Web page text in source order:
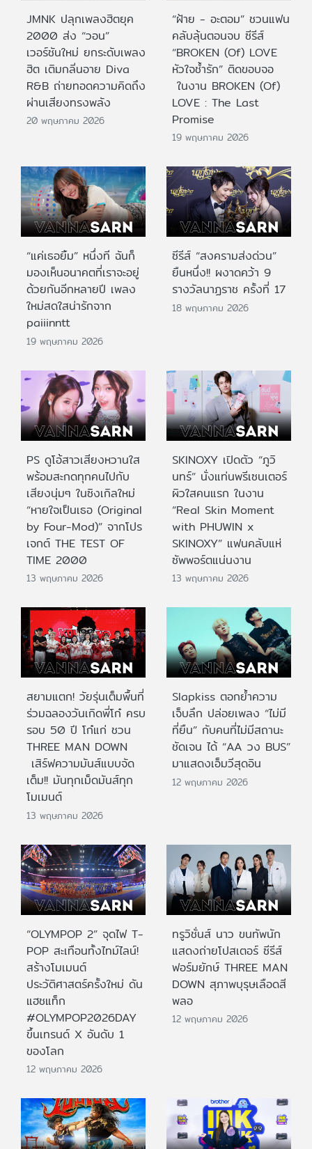
JMNK ปลุกเพลงฮิตยุค
2000 ส่ง “วอน”
เวอร์ชันใหม่ ยกระดับเพลง
ฮิต เติมกลิ่นอาย Diva
R&B ถ่ายทอดความคิดถึง
ผ่านเสียงทรงพลัง
20 พฤษภาคม 2026
“ฝ้าย - อะตอม” ชวนแฟน
คลับลุ้นตอนจบ ซีรีส์
“BROKEN (Of) LOVE
หัวใจช้ำรัก” ติดขอบจอ
ในงาน BROKEN (Of)
LOVE : The Last
Promise
19 พฤษภาคม 2026
“แค่เธอยิ้ม” หนึ่งที ฉันก็
มองเห็นอนาคตที่เราจะอยู่
ด้วยกันอีกหลายปี เพลง
ใหม่สดใสน่ารักจาก
paiiinntt
19 พฤษภาคม 2026
ซีรีส์ “สงครามส่งด่วน”
ยืนหนึ่ง!! ผงาดคว้า 9
รางวัลนาฏราช ครั้งที่ 17
18 พฤษภาคม 2026
PS ดูโอ้สาวเสียงหวานใส
พร้อมสะกดทุกคนไปกับ
เสียงนุ่มๆ ในซิงเกิลใหม่
“หายใจเป็นเธอ (Original
by Four-Mod)” จากโปร
เจกต์ THE TEST OF
TIME 2000
13 พฤษภาคม 2026
SKINOXY เปิดตัว “ภูวิ
นทร์” นั่งแท่นพรีเซนเตอร์
ผิวใสคนแรก ในงาน
“Real Skin Moment
with PHUWIN x
SKINOXY” แฟนคลับแห่
ซัพพอร์ตแน่นงาน
13 พฤษภาคม 2026
สยามแตก! วัยรุ่นเต็มพื้นที่
ร่วมฉลองวันเกิดพี่โก๋ ครบ
รอบ 50 ปี โก๋แก่ ชวน
THREE MAN DOWN
เสิร์ฟความมันส์แบบจัด
เต็ม!! มันทุกเม็ดมันส์ทุก
โมเมนต์
13 พฤษภาคม 2026
Slapkiss ตอกย้ำความ
เจ็บลึก ปล่อยเพลง “ไม่มี
ที่ยืน” กับคนที่ไม่มีสถานะ
ชัดเจน ได้ “AA วง BUS”
มาแสดงเอ็มวีสุดอิน
12 พฤษภาคม 2026
“OLYMPOP 2” จุดไฟ T-
POP สะเทือนทั้งไทม์ไลน์!
สร้างโมเมนต์
ประวัติศาสตร์ครั้งใหม่ ดัน
แฮชแท็ก
#OLYMPOP2026DAY
ขึ้นเทรนด์ X อันดับ 1
ของโลก
12 พฤษภาคม 2026
ทรูวิชั่นส์ นาว ขนทัพนัก
แสดงถ่ายโปสเตอร์ ซีรีส์
ฟอร์มยักษ์ THREE MAN
DOWN สุภาพบุรุษเลือดสี
พลอ
12 พฤษภาคม 2026